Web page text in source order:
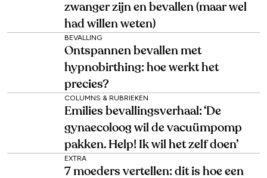
zwanger zijn en bevallen (maar wel
had willen weten)
BEVALLING
Ontspannen bevallen met
hypnobirthing: hoe werkt het
precies?
COLUMNS & RUBRIEKEN
Emilies bevallingsverhaal: ‘De
gynaecoloog wil de vacuümpomp
pakken. Help! Ik wil het zelf doen’
EXTRA
7 moeders vertellen: dit is hoe een